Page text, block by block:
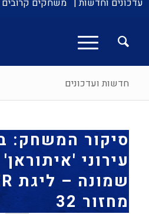
עדכונים וחדשות | משחקים קרובים |
חדשות ועדכונים
סיקור המשחק:
עירוני
מחזור 32